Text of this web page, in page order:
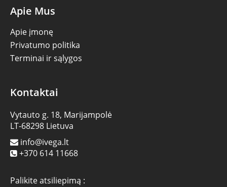
Apie Mus
Apie įmonę
Privatumo politika
Terminai ir sąlygos
Kontaktai
Vytauto g. 18, Marijampolė
LT-68298 Lietuva
info@ivega.lt
+370 614 11668
Palikite atsiliepimą :